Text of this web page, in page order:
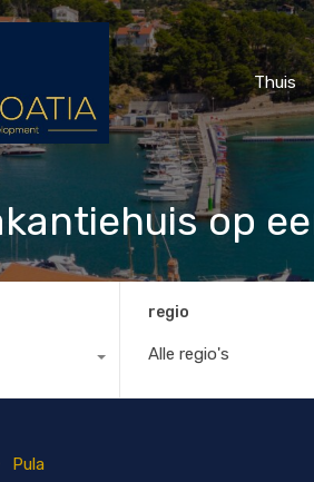
Thuis
op
regio
Alle regio's
Pula